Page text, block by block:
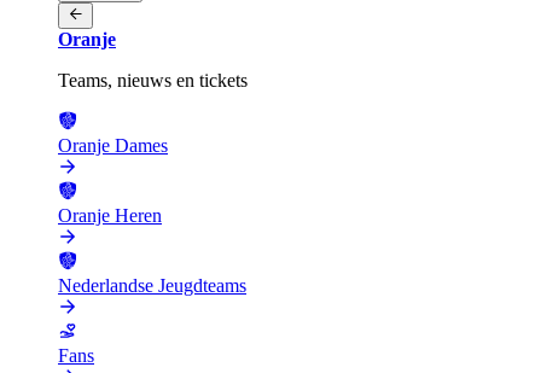
Oranje
Teams, nieuws en tickets
Oranje Dames
Oranje Heren
Nederlandse Jeugdteams
Fans